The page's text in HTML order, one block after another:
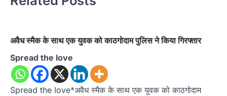
अवैध स्मैक के साथ एक युवक को काठगोदाम पुलिस ने किया गिरफ्तार
Spread the love
Spread the love*अवैध स्मैक के साथ एक युवक को काठगोदाम